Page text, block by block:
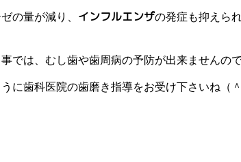
の量が減り、 インフルエンザの発症も抑えら
では、むし歯や歯周病の予防が出来ませんの
に歯科医院の歯磨き指導をお受け下さいね（＾